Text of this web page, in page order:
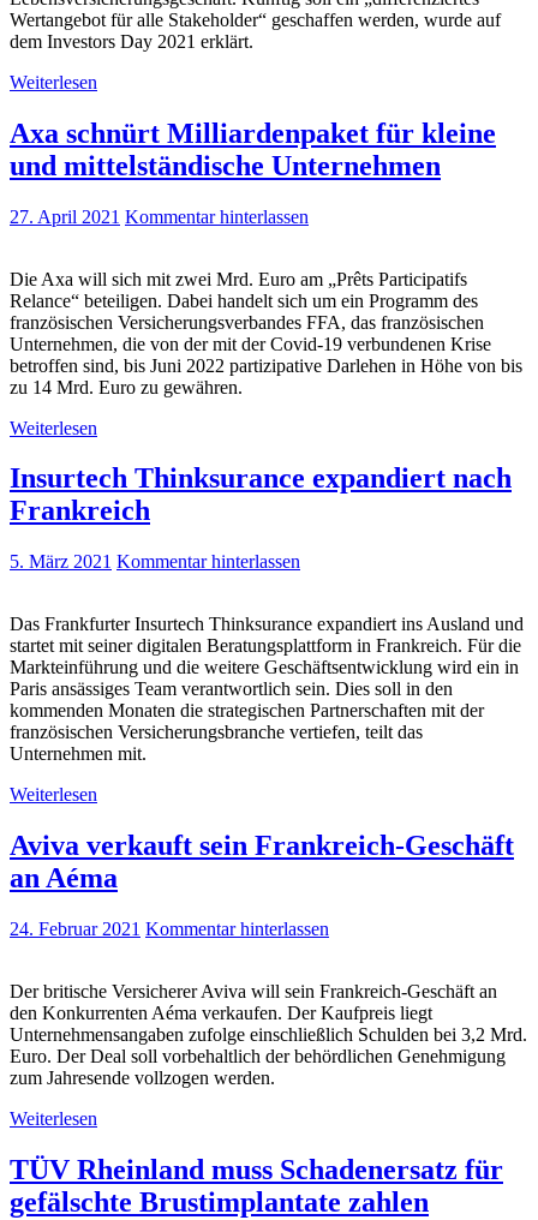
Wertangebot für alle Stakeholder“ geschaffen werden, wurde auf
dem Investors Day 2021 erklärt.
Weiterlesen
Axa schnürt Milliardenpaket für kleine
und mittelständische Unternehmen
27. April 2021 Kommentar hinterlassen
Die Axa will sich mit zwei Mrd. Euro am „Prêts Participatifs
Relance“ beteiligen. Dabei handelt sich um ein Programm des
französischen Versicherungsverbandes FFA, das französischen
Unternehmen, die von der mit der Covid-19 verbundenen Krise
betroffen sind, bis Juni 2022 partizipative Darlehen in Höhe von bis
zu 14 Mrd. Euro zu gewähren.
Weiterlesen
Insurtech Thinksurance expandiert nach
Frankreich
5. März 2021 Kommentar hinterlassen
Das Frankfurter Insurtech Thinksurance expandiert ins Ausland und
startet mit seiner digitalen Beratungsplattform in Frankreich. Für die
Markteinführung und die weitere Geschäftsentwicklung wird ein in
Paris ansässiges Team verantwortlich sein. Dies soll in den
kommenden Monaten die strategischen Partnerschaften mit der
französischen Versicherungsbranche vertiefen, teilt das
Unternehmen mit.
Weiterlesen
Aviva verkauft sein Frankreich-Geschäft
an Aéma
24. Februar 2021 Kommentar hinterlassen
Der britische Versicherer Aviva will sein Frankreich-Geschäft an
den Konkurrenten Aéma verkaufen. Der Kaufpreis liegt
Unternehmensangaben zufolge einschließlich Schulden bei 3,2 Mrd.
Euro. Der Deal soll vorbehaltlich der behördlichen Genehmigung
zum Jahresende vollzogen werden.
Weiterlesen
TÜV Rheinland muss Schadenersatz für
gefälschte Brustimplantate zahlen